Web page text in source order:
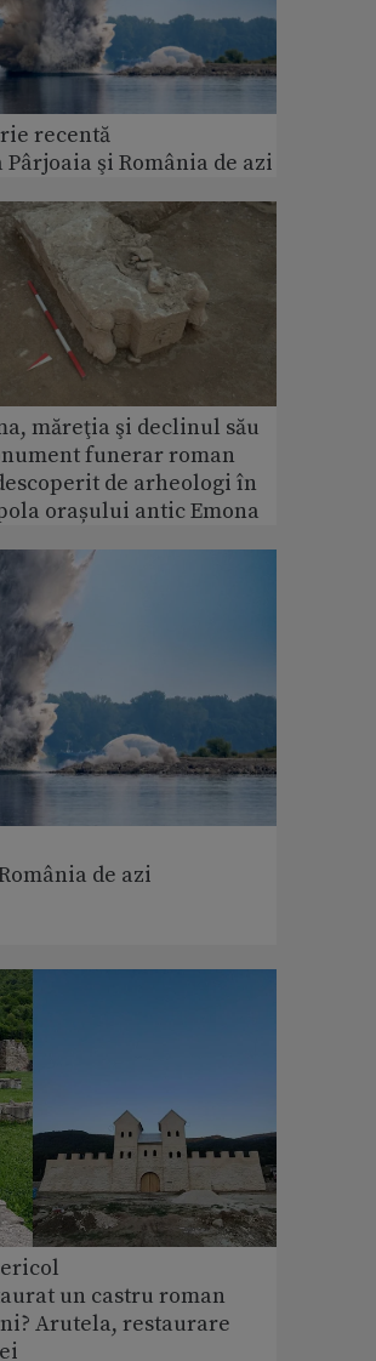
recentă
Pârjoaia şi România de azi
măreţia şi declinul său
funerar roman
de arheologi în
orașului antic Emona
de azi
un castru roman
Arutela, restaurare